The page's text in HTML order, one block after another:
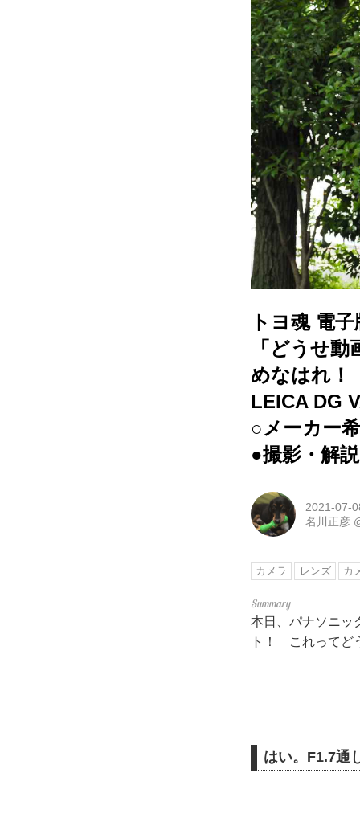
トヨ魂 電
「どうせ
めなはれ！
LEICA DG
○メーカー
●撮影・解
2021-07-
名川正彦
カメラ レンズ カ
本日、パナソニッ
ト！ これってど
はい。F1.7通